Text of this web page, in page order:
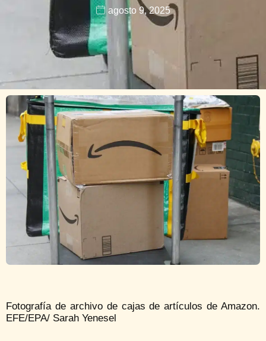
agosto 9, 2025
Fotografía de archivo de cajas de artículos de Amazon.
EFE/EPA/ Sarah Yenesel